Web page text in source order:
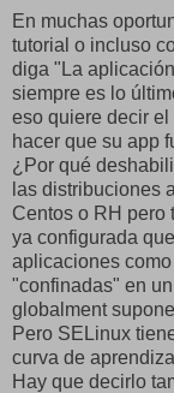
En muchas
tutorial o incluso
diga "La
siempre es lo
eso quiere decir
hacer que su app
¿Por qué
las distribuciones
Centos o RH pero
ya configurada
aplicaciones
"confinadas" en
globalment
Pero SELinux
curva de
Hay que decirlo